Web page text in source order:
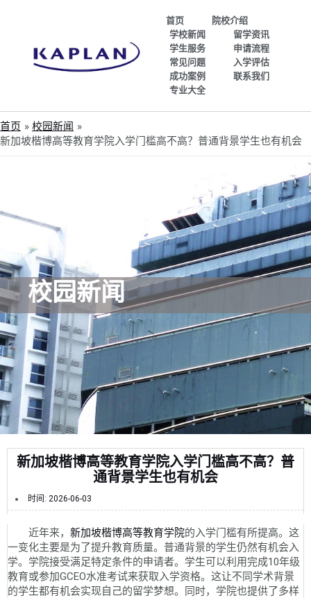
首页
院校介绍
学校新闻
留学资讯
学生服务
申请流程
常见问题
入学评估
成功案例
联系我们
专业大全
首页
校园新闻
新加坡楷博高等教育学院入学门槛高不高？普通背景学生也有机会
校园新闻
新加坡楷博高等教育学院入学门槛高不高？普
通背景学生也有机会
时间: 2026-06-03
近年来， 新加坡楷博高等教育学院的入学门槛有所提高。这
一变化主要是为了提升教育质量。普通背景的学生仍然有机会入
学。学院接受满足特定条件的申请者。学生可以利用完成10年级
教育或参加GCEO水准考试来获取入学资格。这让不同学术背景
的学生都有机会实现自己的留学梦想。同时，学院也提供了多样